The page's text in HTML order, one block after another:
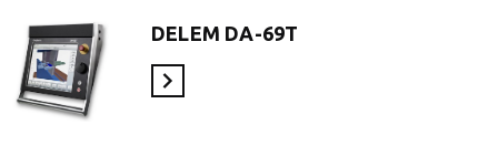
DELEM DA-69T
En savoir plus